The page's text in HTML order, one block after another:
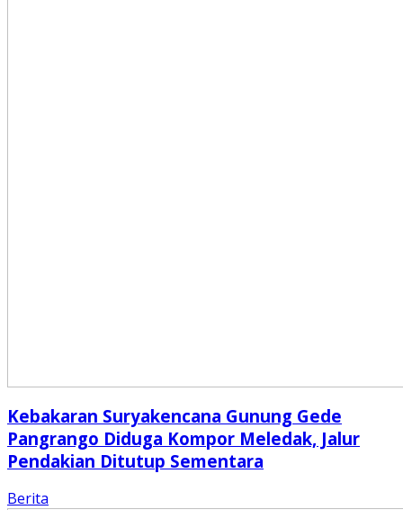
Kebakaran Suryakencana Gunung Gede
Pangrango Diduga Kompor Meledak, Jalur
Pendakian Ditutup Sementara
Berita